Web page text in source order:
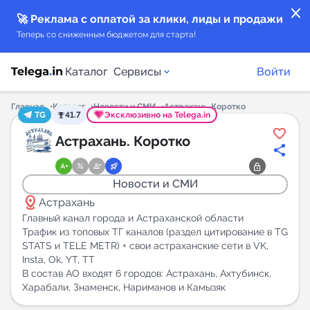
close
🚀 Реклама с оплатой за клики, лиды и продажи
Теперь со сниженным бюджетом для старта!
Каталог Сервисы
Каталог каналов
Каталог ботов
Горящие предложения
Индекс читаемости каналов в Telegram
New
Аналитика MAX каналов
New
Войти
Главная Каталог Новости и СМИ
Астрахань. Коротко
TG
41.7 Эксклюзивно на Telega.in
Астрахань. Коротко
Новости и СМИ
distance Астрахань
Главный канал города и Астраханской области
Трафик из топовых ТГ каналов (раздел цитирование в TG
STATS и TELE METR) + свои астраханские сети в VK,
Insta, Ok, YT, TT
В состав АО входят 6 городов: Астрахань, Ахтубинск,
Харабали, Знаменск, Нариманов и Камызяк